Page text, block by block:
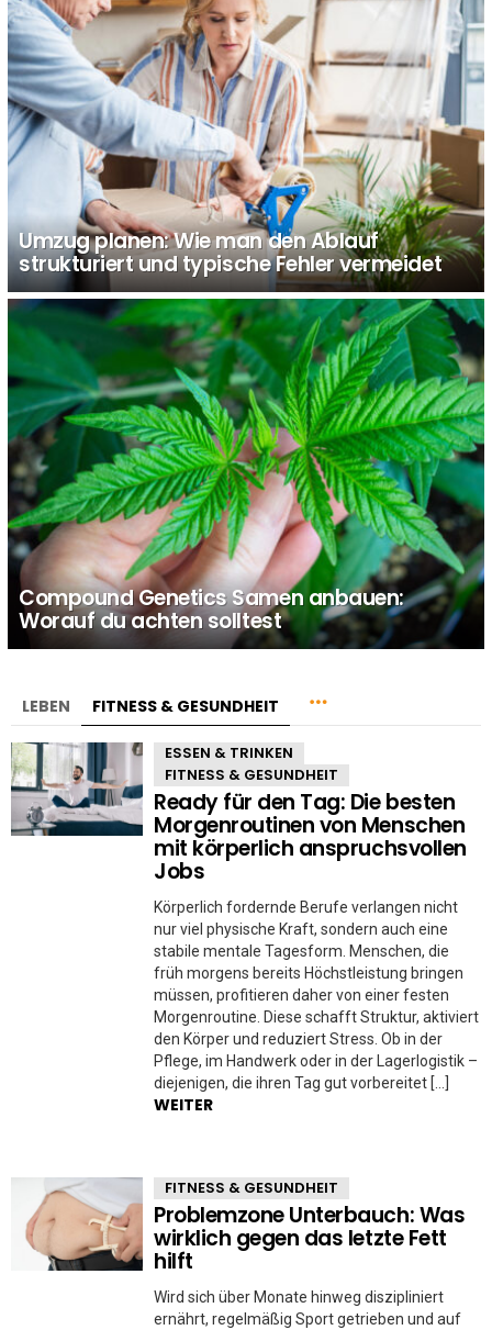
Umzug planen: Wie man den Ablauf
strukturiert und typische Fehler vermeidet
Compound Genetics Samen anbauen:
Worauf du achten solltest
LEBEN FITNESS & GESUNDHEIT
ESSEN & TRINKEN
FITNESS & GESUNDHEIT
Ready für den Tag: Die besten
Morgenroutinen von Menschen
mit körperlich anspruchsvollen
Jobs
Körperlich fordernde Berufe verlangen nicht
nur viel physische Kraft, sondern auch eine
stabile mentale Tagesform. Menschen, die
früh morgens bereits Höchstleistung bringen
müssen, profitieren daher von einer festen
Morgenroutine. Diese schafft Struktur, aktiviert
den Körper und reduziert Stress. Ob in der
Pflege, im Handwerk oder in der Lagerlogistik –
diejenigen, die ihren Tag gut vorbereitet […]
WEITER
FITNESS & GESUNDHEIT
Problemzone Unterbauch: Was
wirklich gegen das letzte Fett
hilft
Wird sich über Monate hinweg diszipliniert
ernährt, regelmäßig Sport getrieben und auf